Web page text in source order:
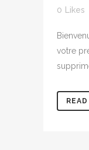
0
Likes
votre